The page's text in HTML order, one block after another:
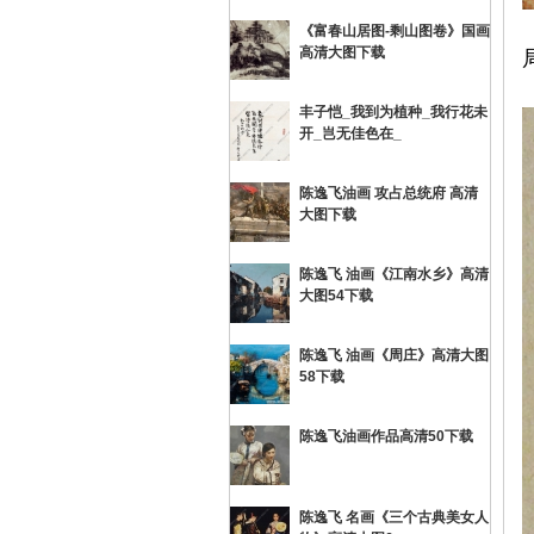
画
油
画
《富春山居图-剩山图卷》国画
高清大图下载
丰子恺_我到为植种_我行花未
开_岂无佳色在_
陈逸飞油画 攻占总统府 高清
大图下载
陈逸飞 油画《江南水乡》高清
大图54下载
陈逸飞 油画《周庄》高清大图
58下载
陈逸飞油画作品高清50下载
陈逸飞 名画《三个古典美女人